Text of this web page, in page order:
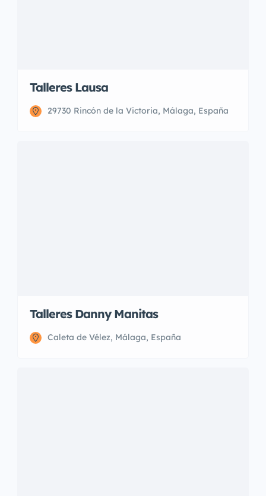
Talleres Lausa
29730 Rincón de la Victoria, Málaga, España
Talleres Danny Manitas
Caleta de Vélez, Málaga, España